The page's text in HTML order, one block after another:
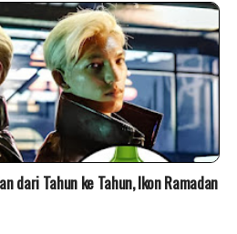
dari Tahun ke Tahun, Ikon Ramadan